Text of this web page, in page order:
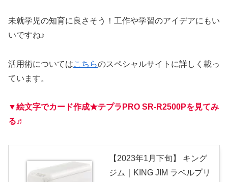
未就学児の知育に良さそう！工作や学習のアイデアにもい
いですね♪
活用術についてはこちらのスペシャルサイトに詳しく載っ
ています。
▼絵文字でカード作成★テプラPRO SR-R2500Pを見てみ
る♬
【2023年1月下旬】 キング
ジム｜KING JIM ラベルプリ